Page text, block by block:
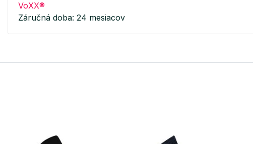
VoXX®
Záručná doba: 24 mesiacov